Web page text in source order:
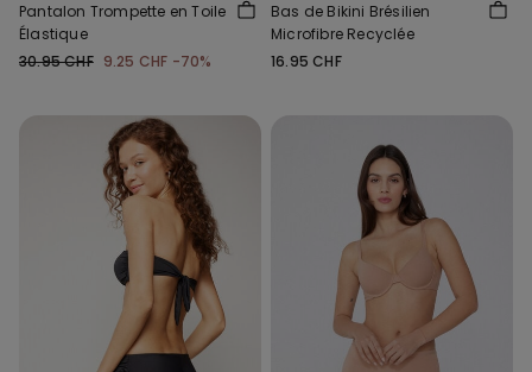
Pantalon Trompette en Toile
Élastique
30.95 CHF 9.25 CHF -70%
Bas de Bikini Brésilien
Microfibre Recyclée
16.95 CHF